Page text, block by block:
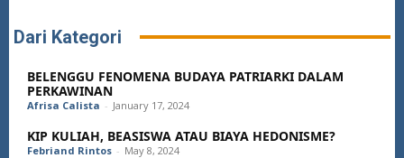
Dari Kategori
BELENGGU FENOMENA BUDAYA PATRIARKI DALAM
PERKAWINAN
Afrisa Calista - January 17, 2024
KIP KULIAH, BEASISWA ATAU BIAYA HEDONISME?
Febriand Rintos - May 8, 2024